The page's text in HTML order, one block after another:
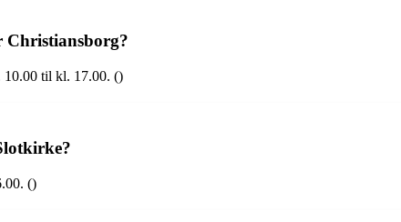
Christiansborg?
10.00 til kl. 17.00. ()
()